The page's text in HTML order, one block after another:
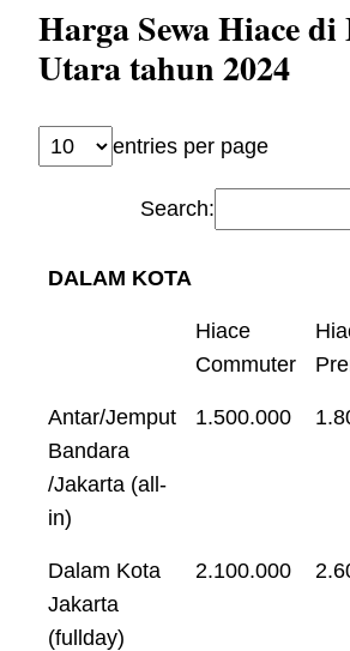
Harga Sewa Hiace
Utara tahun 2024
entries per page
Search:
DALAM KOTA
Hiace
Commuter
Antar/Jemput
Bandara
/Jakarta (all-
in)
1.500.000
Dalam Kota
Jakarta
(fullday)
2.100.000